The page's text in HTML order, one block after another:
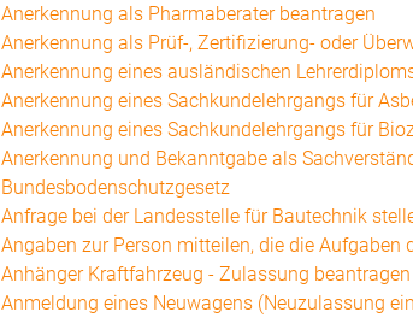
Anerkennung als Pharmaberater beantragen
Anerkennung als Prüf-, Zertifizierung- oder
Anerkennung eines ausländischen
Anerkennung eines Sachkundelehrgangs für
Anerkennung eines Sachkundelehrgangs für
Anerkennung und Bekanntgabe als
Bundesbodenschutzgesetz
Anfrage bei der Landesstelle für Bautechnik
Angaben zur Person mitteilen, die die
Anhänger Kraftfahrzeug - Zulassung beantragen
Anmeldung eines Neuwagens (Neuzulassung